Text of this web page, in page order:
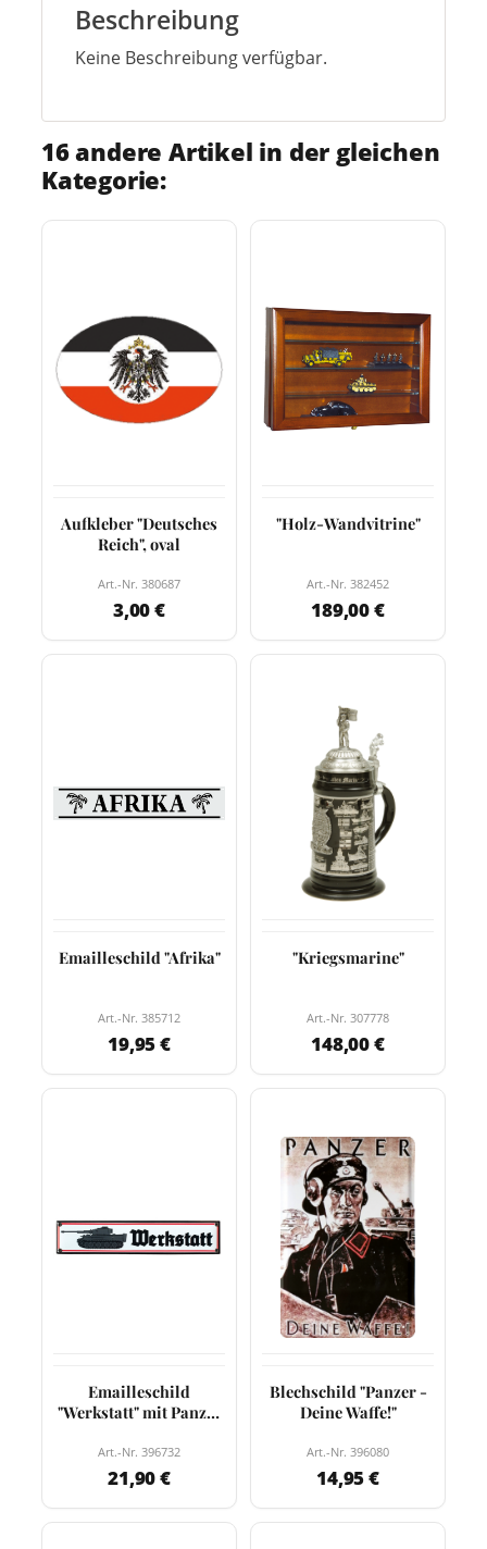
Beschreibung
Keine Beschreibung verfügbar.
16 andere Artikel in der gleichen
Kategorie:
Aufkleber "Deutsches
Reich", oval
Art.-Nr. 380687
3,00 €
"Holz-Wandvitrine"
Art.-Nr. 382452
189,00 €
Emailleschild "Afrika"
Art.-Nr. 385712
19,95 €
"Kriegsmarine"
Art.-Nr. 307778
148,00 €
Emailleschild
"Werkstatt" mit Panzer
Art.-Nr. 396732
21,90 €
Blechschild "Panzer -
Deine Waffe!"
Art.-Nr. 396080
14,95 €